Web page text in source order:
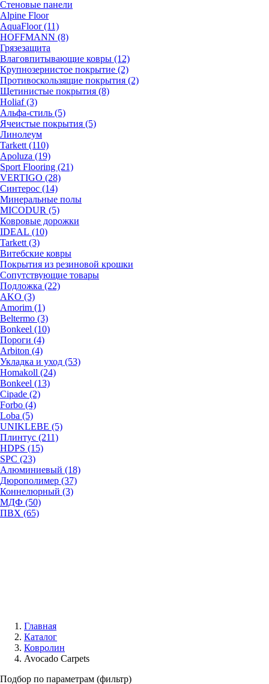
Стеновые панели
Alpine Floor
AquaFloor (11)
HOFFMANN (8)
Грязезащита
Влаговпитывающие ковры (12)
Крупнозернистое покрытие (2)
Противоскользящие покрытия (2)
Щетинистые покрытия (8)
Holiaf (3)
Альфа-стиль (5)
Ячеистые покрытия (5)
Линолеум
Tarkett (110)
Apoluza (19)
Sport Flooring (21)
VERTIGO (28)
Синтерос (14)
Минеральные полы
MICODUR (5)
Ковровые дорожки
IDEAL (10)
Tarkett (3)
Витебские ковры
Покрытия из резиновой крошки
Сопутствующие товары
Подложка (22)
AKO (3)
Amorim (1)
Beltermo (3)
Bonkeel (10)
Пороги (4)
Arbiton (4)
Укладка и уход (53)
Homakoll (24)
Bonkeel (13)
Cipade (2)
Forbo (4)
Loba (5)
UNIKLEBE (5)
Плинтус (211)
HDPS (15)
SPC (23)
Алюминиевый (18)
Дюрополимер (37)
Коннелюрный (3)
МДФ (50)
ПВХ (65)
Главная
Каталог
Ковролин
Avocado Carpets
Подбор по параметрам (фильтр)